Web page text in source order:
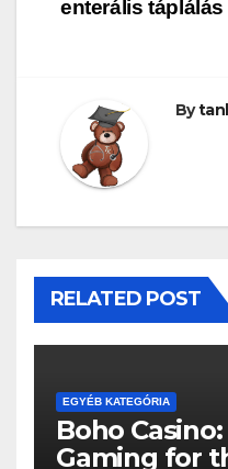
enterális táplálás
By
RELATED POST
EGYÉB KATEGÓRIA
Boho
Gaming for